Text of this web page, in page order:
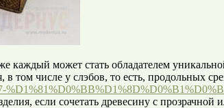
каждый может стать обладателем
том числе у слэбов, то есть, продольных
если сочетать древесину с